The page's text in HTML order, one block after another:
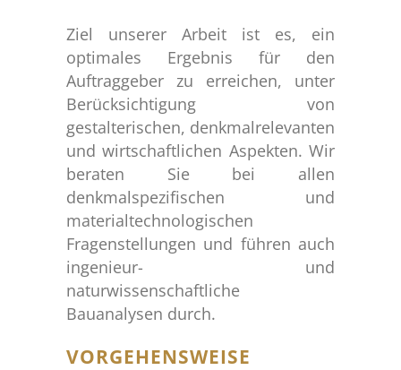
Ziel unserer Arbeit ist es, ein
optimales Ergebnis für den
Auftraggeber zu erreichen, unter
Berücksichtigung von
gestalterischen, denkmalrelevanten
und wirtschaftlichen Aspekten. Wir
beraten Sie bei allen
denkmalspezifischen und
materialtechnologischen
Fragenstellungen und führen auch
ingenieur- und
naturwissenschaftliche
Bauanalysen durch.
VORGEHENSWEISE